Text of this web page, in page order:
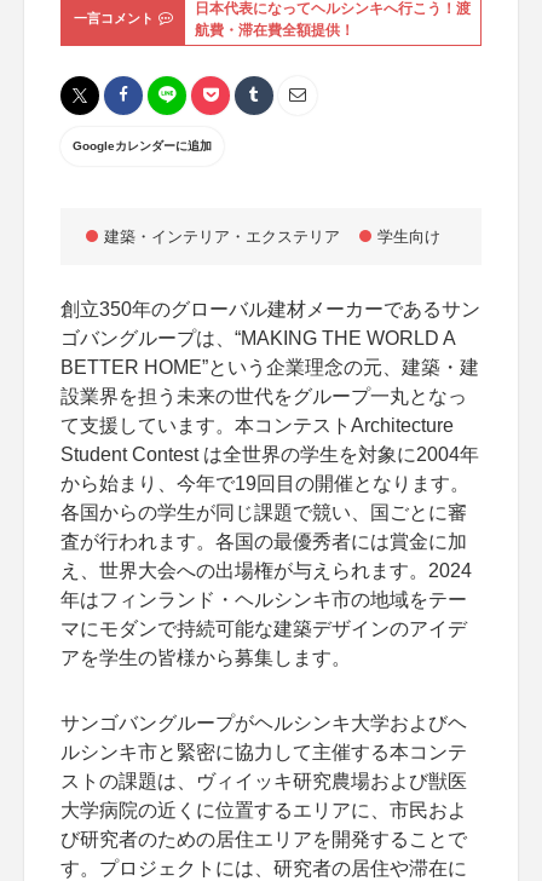
一言コメント
日本代表になってヘルシンキへ行こう！渡
航費・滞在費全額提供！
Googleカレンダーに追加
建築・インテリア・エクステリア 学生向け
創立350年のグローバル建材メーカーであるサン
ゴバングループは、“MAKING THE WORLD A
BETTER HOME”という企業理念の元、建築・建
設業界を担う未来の世代をグループ一丸となっ
て支援しています。本コンテストArchitecture
Student Contest は全世界の学生を対象に2004年
から始まり、今年で19回目の開催となります。
各国からの学生が同じ課題で競い、国ごとに審
査が行われます。各国の最優秀者には賞金に加
え、世界大会への出場権が与えられます。2024
年はフィンランド・ヘルシンキ市の地域をテー
マにモダンで持続可能な建築デザインのアイデ
アを学生の皆様から募集します。
サンゴバングループがヘルシンキ大学およびヘ
ルシンキ市と緊密に協力して主催する本コンテ
ストの課題は、ヴィイッキ研究農場および獣医
大学病院の近くに位置するエリアに、市民およ
び研究者のための居住エリアを開発することで
す。プロジェクトには、研究者の居住や滞在に